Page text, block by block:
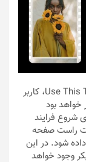
پس از انتخاب یک قالب و لمس کلید Use This Template، کاربر
بود
شروع فرایند
راست صفحه
شود. در این
وجود خواهد